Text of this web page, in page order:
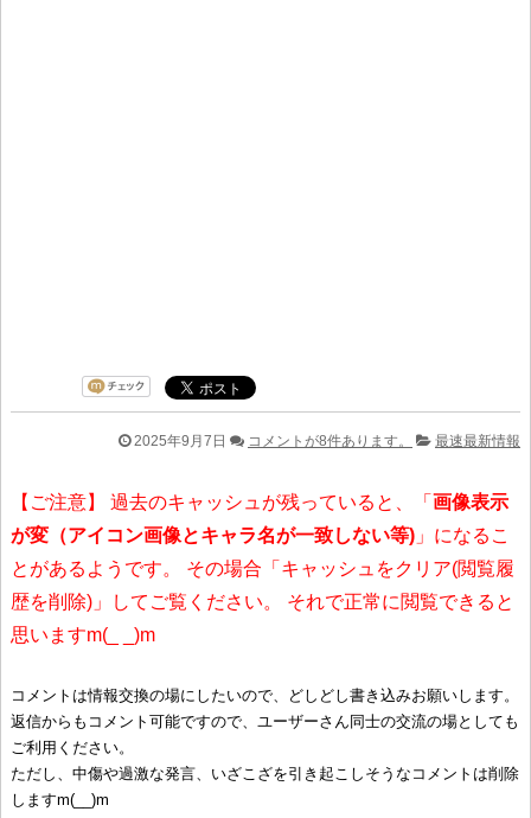
2025年9月7日 コメントが8件あります。 最速最新情報
【ご注意】 過去のキャッシュが残っていると、「 画像表示
が変（アイコン画像とキャラ名が一致しない等) 」になるこ
とがあるようです。 その場合「キャッシュをクリア(閲覧履
歴を削除)」してご覧ください。 それで正常に閲覧できると
思いますm(_ _)m
コメントは情報交換の場にしたいので、どしどし書き込みお願いします。
返信からもコメント可能ですので、ユーザーさん同士の交流の場としても
ご利用ください。
ただし、中傷や過激な発言、いざこざを引き起こしそうなコメントは削除
しますm(__)m